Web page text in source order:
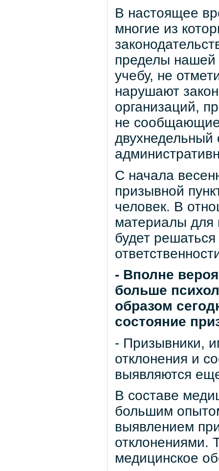
В настоящее
многие из
пределы нашей
учебу, не
нарушают
организаций,
не
двухнедельный
С начала
призывной
человек. В
материалы для
будет
- Вполне
больше
образом
состояние
- Призывники,
отклонения и
выявляются
В составе
большим
выявлением
отклонениями.
медицинское